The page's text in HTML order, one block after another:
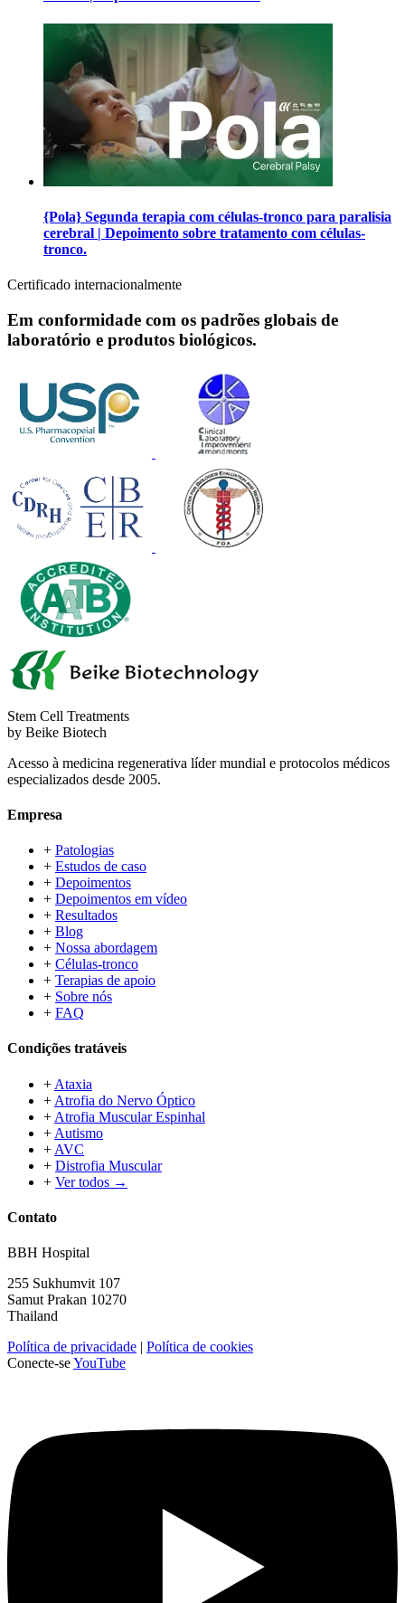
{Pola} Segunda terapia com células-tronco para paralisia
cerebral | Depoimento sobre tratamento com células-
tronco.
Certificado internacionalmente
Em conformidade com os padrões globais de
laboratório e produtos biológicos.
Stem Cell Treatments
by Beike Biotech
Acesso à medicina regenerativa líder mundial e protocolos médicos
especializados desde 2005.
Empresa
+ Patologias
+ Estudos de caso
+ Depoimentos
+ Depoimentos em vídeo
+ Resultados
+ Blog
+ Nossa abordagem
+ Células-tronco
+ Terapias de apoio
+ Sobre nós
+ FAQ
Condições tratáveis
+ Ataxia
+ Atrofia do Nervo Óptico
+ Atrofia Muscular Espinhal
+ Autismo
+ AVC
+ Distrofia Muscular
+ Ver todos →
Contato
BBH Hospital
255 Sukhumvit 107
Samut Prakan 10270
Thailand
Política de privacidade | Política de cookies
Conecte-seYouTube